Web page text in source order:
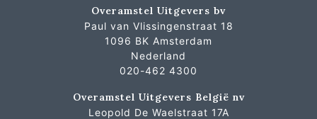
Overamstel Uitgevers bv
Paul van Vlissingenstraat 18
1096 BK Amsterdam
Nederland
020-462 4300
Overamstel Uitgevers België nv
Leopold De Waelstraat 17A